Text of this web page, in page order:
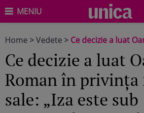
MENIU
Home >Vedete > Ce decizie a luat Oana Roman în privința fiicei sale: „Iza este sub
Ce decizie a luat
Roman în privința
sale: „Iza este sub